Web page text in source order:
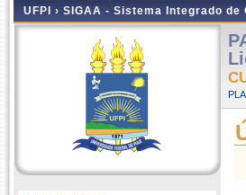
UFPI › SIGAA - Sistema Integrado